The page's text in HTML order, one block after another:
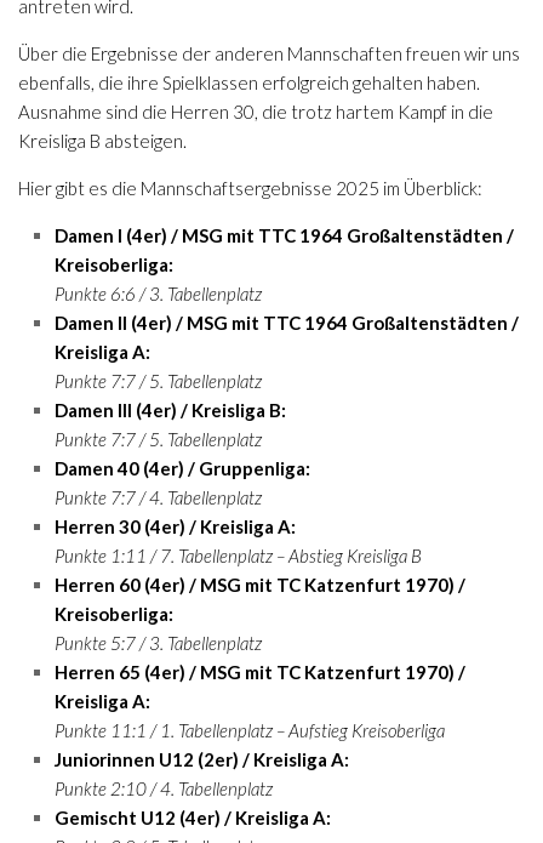
antreten wird.
Über die Ergebnisse der anderen Mannschaften freuen wir uns
ebenfalls, die ihre Spielklassen erfolgreich gehalten haben.
Ausnahme sind die Herren 30, die trotz hartem Kampf in die
Kreisliga B absteigen.
Hier gibt es die Mannschaftsergebnisse 2025 im Überblick:
Damen I (4er) / MSG mit TTC 1964 Großaltenstädten /
Kreisoberliga:
Punkte 6:6 / 3. Tabellenplatz
Damen II (4er) / MSG mit TTC 1964 Großaltenstädten /
Kreisliga A:
Punkte 7:7 / 5. Tabellenplatz
Damen III (4er) / Kreisliga B:
Punkte 7:7 / 5. Tabellenplatz
Damen 40 (4er) / Gruppenliga:
Punkte 7:7 / 4. Tabellenplatz
Herren 30 (4er) / Kreisliga A:
Punkte 1:11 / 7. Tabellenplatz – Abstieg Kreisliga B
Herren 60 (4er) / MSG mit TC Katzenfurt 1970) /
Kreisoberliga:
Punkte 5:7 / 3. Tabellenplatz
Herren 65 (4er) / MSG mit TC Katzenfurt 1970) /
Kreisliga A:
Punkte 11:1 / 1. Tabellenplatz – Aufstieg Kreisoberliga
Juniorinnen U12 (2er) / Kreisliga A:
Punkte 2:10 / 4. Tabellenplatz
Gemischt U12 (4er) / Kreisliga A: